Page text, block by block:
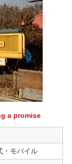
a promise
モバイル